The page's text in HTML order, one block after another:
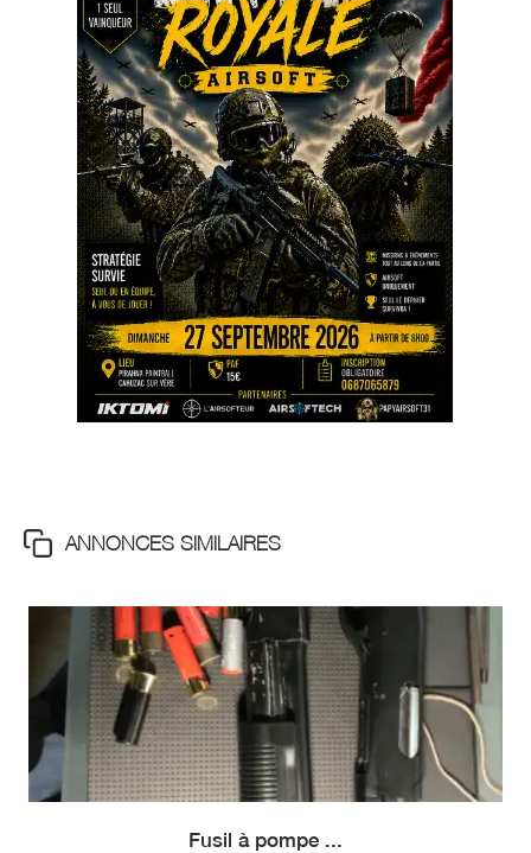
ANNONCES SIMILAIRES
Fusil à pompe ...